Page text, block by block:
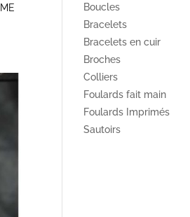
Boucles
Bracelets
Bracelets en cuir
Broches
Colliers
Foulards fait main
Foulards Imprimés
Sautoirs